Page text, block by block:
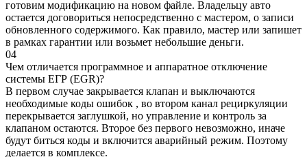
готовим модификацию на новом файле. Владельцу авто
остается договориться непосредственно с мастером, о записи
обновленного содержимого. Как правило, мастер или запишет
в рамках гарантии или возьмет небольшие деньги.
04
Чем отличается программное и аппаратное отключение
системы ЕГР (EGR)?
В первом случае закрывается клапан и выключаются
необходимые коды ошибок , во втором канал рециркуляции
перекрывается заглушкой, но управление и контроль за
клапаном остаются. Второе без первого невозможно, иначе
будут биться коды и включится аварийный режим. Поэтому
делается в комплексе.